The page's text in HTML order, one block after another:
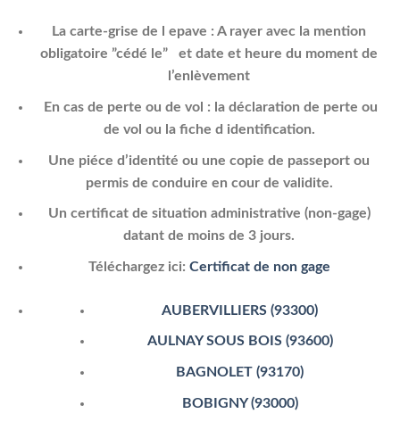
La carte-grise de l epave : A rayer avec la mention
obligatoire ”cédé le” et date et heure du moment de
l’enlèvement
En cas de perte ou de vol : la déclaration de perte ou
de vol ou la fiche d identification.
Une piéce d’identité ou une copie de passeport ou
permis de conduire en cour de validite.
Un certificat de situation administrative (non-gage)
datant de moins de 3 jours.
Téléchargez ici: Certificat de non gage
AUBERVILLIERS (93300)
AULNAY SOUS BOIS (93600)
BAGNOLET (93170)
BOBIGNY (93000)